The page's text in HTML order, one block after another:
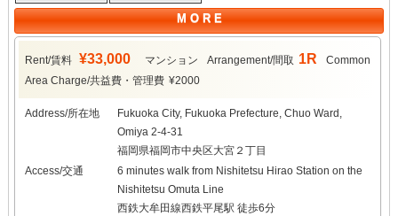
M O R E
Rent/賃料 ¥33,000 マンション Arrangement/間取 1R
Common
Area Charge/共益費・管理費 ¥2000
Address/所在地
Fukuoka City, Fukuoka Prefecture, Chuo Ward,
Omiya 2-4-31
福岡県福岡市中央区大宮２丁目
Access/交通
6 minutes walk from Nishitetsu Hirao Station on the
Nishitetsu Omuta Line
西鉄大牟田線西鉄平尾駅 徒歩6分